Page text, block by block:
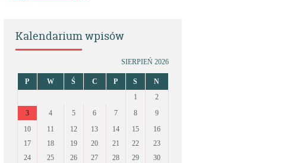
Kalendarium wpisów
SIERPIEŃ 2026
P W Ś C P S
N
1
2
3
4 5 6 7 8
9
10
11 12 13 14 15
16
17
18 19 20 21 22
23
24
25 26 27 28 29
30